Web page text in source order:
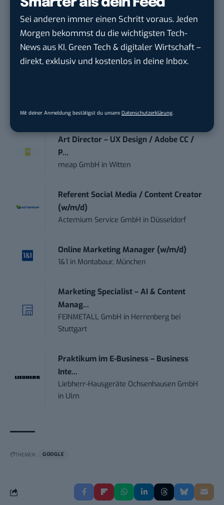
Sei anderen immer einen Schritt voraus. Jeden
Morgen bekommst du die wichtigsten Tech-
News aus KI, Green Tech & digitaler Wirtschaft –
direkt, exklusiv und kostenlos in deine Inbox.
Mit deiner Anmeldung bestätigst du unsere Datenschutzerklärung.
Praktikant*in – Social Media
Management...
Garados Swimwear – MWN Holding GmbH
Düsseldorf
inBochum
Art Director – UX Design / Adobe CC /
P...
meap GmbH inWitten
Referent Social Media / Content Creator
(w/m/d)
Actemium Service GmbH in Düsseldorf
Online Marketing Manager (w/m/d)
1&1 in Montabaur, München
Marketing Specialist – AI & Content
Manag...
FEINMETALL GmbH in Herrenberg bei
Stuttgart
Praktikum im E-Business – Business
Inte...
Liebherr-Hausgeräte Ochsenhausen GmbH
in Ulm
THEMEN: GOOGLE